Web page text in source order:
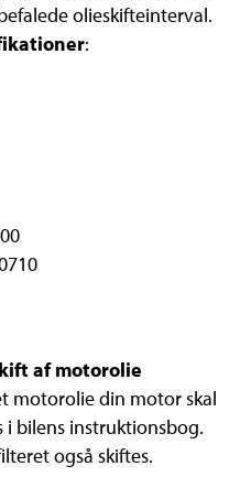
olieskifteinterval.
:
af motorolie
motorolie din motor skal
i bilens instruktionsbog.
også skiftes.